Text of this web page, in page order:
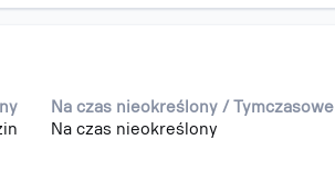
Na czas nieokreślony / Tymczasowe
Na czas nieokreślony